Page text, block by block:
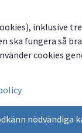
inklusive
ska fungera så
cookies
nödvändiga